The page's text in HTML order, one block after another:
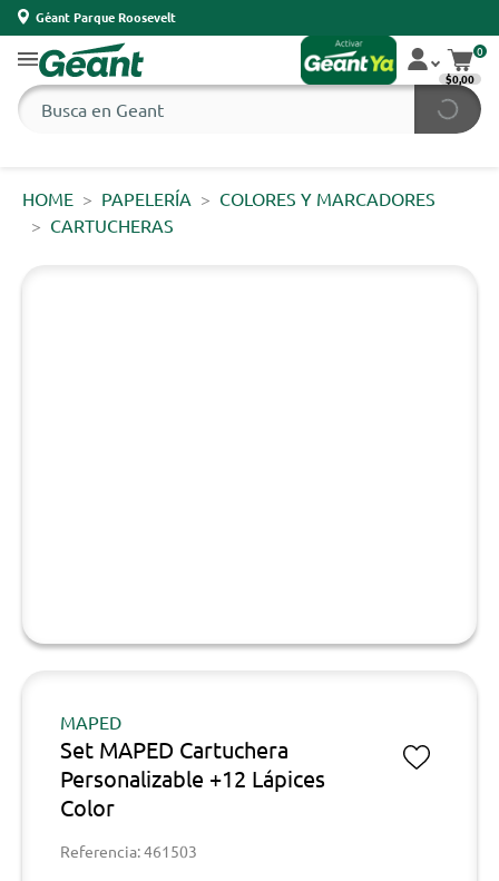
Géant Parque Roosevelt
0
$0,00
HOME PAPELERÍA
COLORES Y MARCADORES
CARTUCHERAS
MAPED
Set MAPED Cartuchera
Personalizable +12 Lápices
Color
Referencia: 461503